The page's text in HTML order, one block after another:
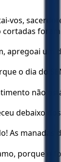
vos,
foram
apregoai um
o dia do
não
debaixo
As
porque